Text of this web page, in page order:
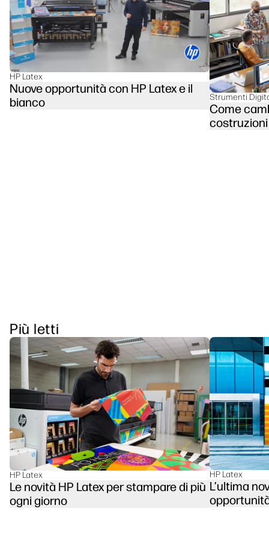
Soluzioni di flusso di lavoro
Sostenibilità
HP Latex
Nuove opportunità con HP Latex e il
bianco
Strumenti
Come
costruzioni
Più letti
HP Latex
Le novità HP Latex per stampare di più
ogni giorno
HP Latex
L’ultima